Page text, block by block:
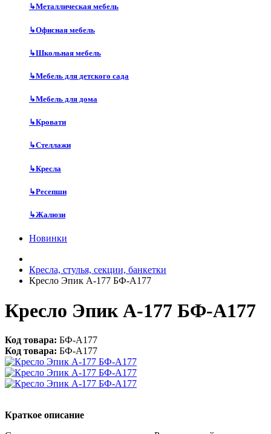
↳Металлическая мебель
↳Офисная мебель
↳Школьная мебель
↳Мебель для детского сада
↳Мебель для дома
↳Кровати
↳Стеллажи
↳Кресла
↳Ресепшн
↳Жалюзи
Новинки
Кресла, стулья, секции, банкетки
Кресло Эпик А-177 БФ-А177
Кресло Эпик А-177 БФ-А177
Код товара: БФ-А177
Код товара: БФ-А177
Краткое описание